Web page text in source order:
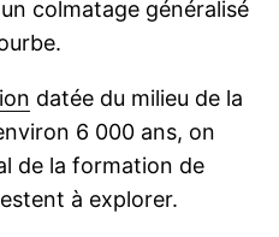
colmatage généralisé
datée du milieu de la
6 000 ans, on
de la formation de
à explorer.